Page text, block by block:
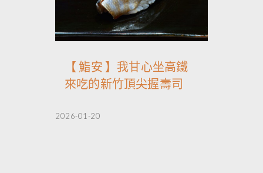
【 鮨安 】我甘心坐高鐵
來吃的新竹頂尖握壽司
2026-01-20